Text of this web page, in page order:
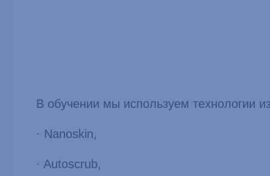
В обучении мы используем технологии
· Nanoskin,
· Autoscrub,